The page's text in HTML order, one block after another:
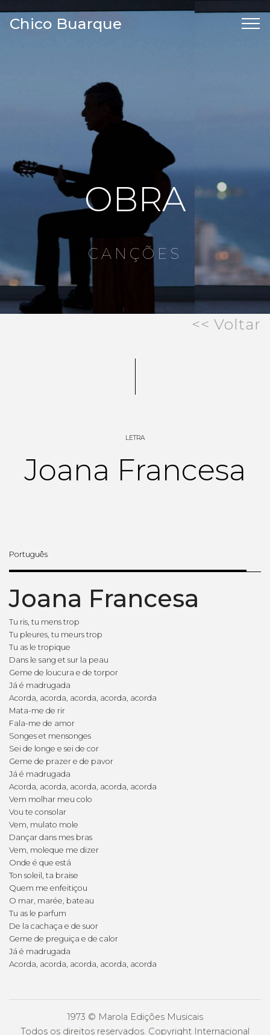
Chico Buarque
OBRA
CANÇÕES
<< Voltar
LETRA
Joana Francesa
Português
Joana Francesa
Tu ris, tu mens trop
Tu pleures, tu meurs trop
Tu as le tropique
Dans le sang et sur la peau
Geme de loucura e de torpor
Já é madrugada
Acorda, acorda, acorda, acorda, acorda
Mata-me de rir
Fala-me de amor
Songes et mensonges
Sei de longe e sei de cor
Geme de prazer e de pavor
Já é madrugada
Acorda, acorda, acorda, acorda, acorda
Vem molhar meu colo
Vou te consolar
Vem, mulato mole
Dançar dans mes bras
Vem, moleque me dizer
Onde é que está
Ton soleil, ta braise
Quem me enfeitiçou
O mar, marée, bateau
Tu as le parfum
De la cachaça e de suor
Geme de preguiça e de calor
Já é madrugada
Acorda, acorda, acorda, acorda, acorda
1973 © Marola Edições Musicais
Todos os direitos reservados. Copyright Internacional